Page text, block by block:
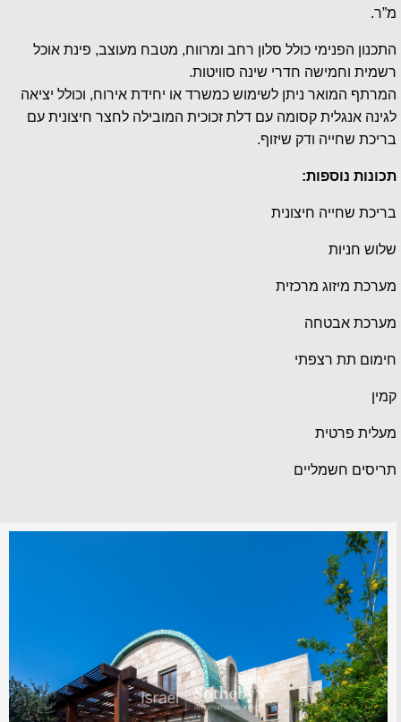
מ”ר.
התכנון הפנימי כולל סלון רחב ומרווח, מטבח מעוצב, פינת אוכל
רשמית וחמישה חדרי שינה סוויטות.
המרתף המואר ניתן לשימוש כמשרד או יחידת אירוח, וכולל יציאה
לגינה אנגלית קסומה עם דלת זכוכית המובילה לחצר חיצונית עם
בריכת שחייה ודק שיזוף.
תכונות נוספות:
בריכת שחייה חיצונית
שלוש חניות
מערכת מיזוג מרכזית
מערכת אבטחה
חימום תת רצפתי
קמין
מעלית פרטית
תריסים חשמליים